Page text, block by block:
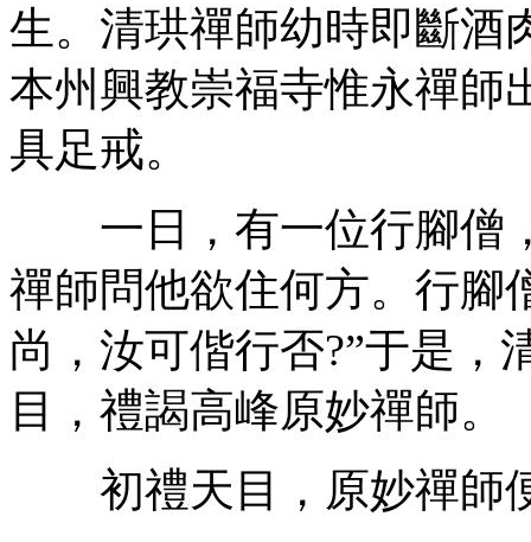
生。清珙禪師幼時即斷酒
本州興教崇福寺惟永禪師
具足戒。
一日，有一位行腳僧
禪師問他欲住何方。行腳
尚，汝可偕行否?”于是，
目，禮謁高峰原妙禪師。
初禮天目，原妙禪師便